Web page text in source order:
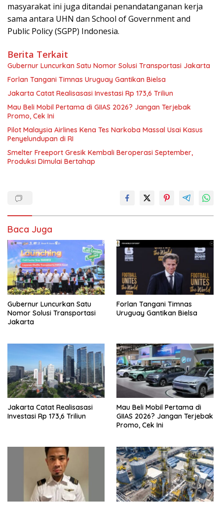
masyarakat ini juga ditandai penandatanganan kerja
sama antara UHN dan School of Government and
Public Policy (SGPP) Indonesia.
Berita Terkait
Gubernur Luncurkan Satu Nomor Solusi Transportasi Jakarta
Forlan Tangani Timnas Uruguay Gantikan Bielsa
Jakarta Catat Realisasasi Investasi Rp 173,6 Triliun
Mau Beli Mobil Pertama di GIIAS 2026? Jangan Terjebak
Promo, Cek Ini
Pilot Malaysia Airlines Kena Tes Narkoba Massal Usai Kasus
Penyelundupan di RI
Smelter Freeport Gresik Kembali Beroperasi September,
Produksi Dimulai Bertahap
Baca Juga
Gubernur Luncurkan Satu
Nomor Solusi Transportasi
Jakarta
Forlan Tangani Timnas
Uruguay Gantikan Bielsa
Jakarta Catat Realisasasi
Investasi Rp 173,6 Triliun
Mau Beli Mobil Pertama di
GIIAS 2026? Jangan Terjebak
Promo, Cek Ini